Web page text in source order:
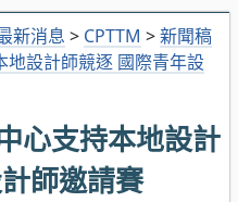
新消息 > CPTTM >新聞稿
設計師競逐 國際青年設
心支持本地設計
師邀請賽